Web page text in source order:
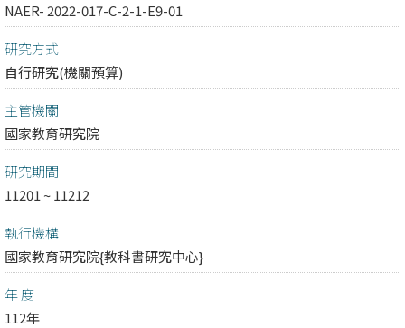
NAER- 2022-017-C-2-1-E9-01
研究方式
自行研究(機關預算)
主管機關
國家教育研究院
研究期間
11201 ~ 11212
執行機構
國家教育研究院{教科書研究中心}
年 度
112年